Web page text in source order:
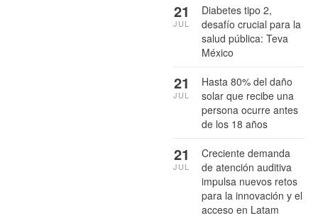
Diabetes tipo 2,
desafío crucial para la
salud pública: Teva
México
21
JUL
Hasta 80% del daño
solar que recibe una
persona ocurre antes
de los 18 años
21
JUL
Creciente demanda
de atención auditiva
impulsa nuevos retos
para la innovación y el
acceso en Latam
21
JUL